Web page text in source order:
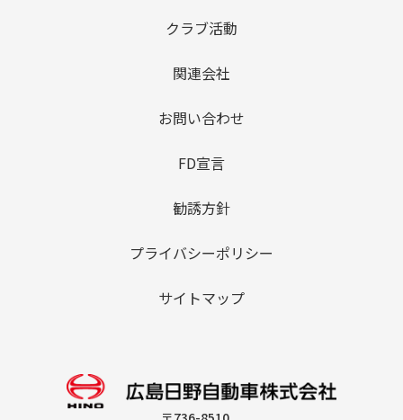
クラブ活動
関連会社
お問い合わせ
FD宣言
勧誘方針
プライバシーポリシー
サイトマップ